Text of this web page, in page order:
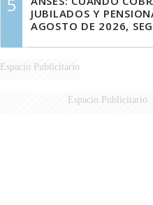
JUBILADOS Y
AGOSTO DE 2026,
Espacio Publicitario
Espacio Publicitario